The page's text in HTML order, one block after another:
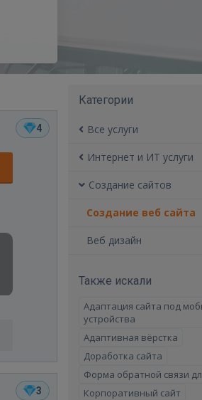
4
3
Категории
Все услуги
Интернет и ИТ услуги
Создание сайтов
Создание веб сайта
Веб дизайн
Также искали
Адаптация сайта под
устройства
Адаптивная вёрстка
Доработка сайта
Форма обратной связи
Корпоративный сайт